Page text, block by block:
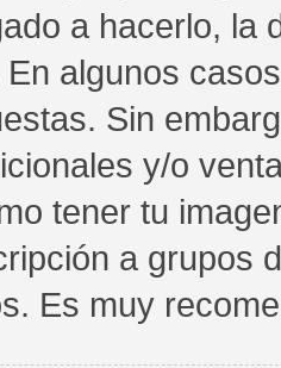
a hacerlo, la
algunos
Sin
y/o
tener tu
a grupos
Es muy